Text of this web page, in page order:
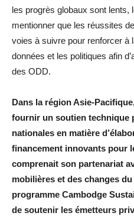
les progrès globaux sont lents,
mentionner que les réussites
voies à suivre pour renforcer à
données et les politiques afin
des ODD.
Dans la région Asie-
fournir un soutien technique
nationales en matière
financement innovants pour
comprenait son partenariat
mobilières et des changes
programme Cambodge
de soutenir les émetteurs